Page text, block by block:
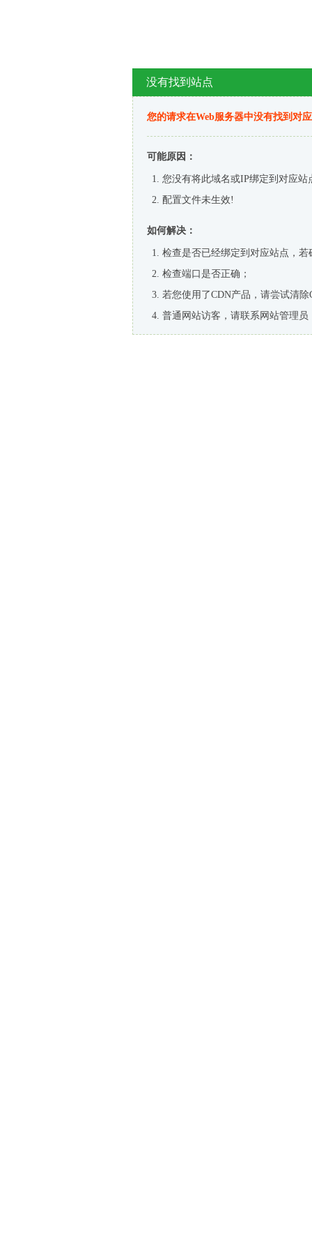
没有找到站点
您的请求在Web服务器中没有找到对
可能原因：
您没有将此域名或IP绑定到对应站
配置文件未生效!
如何解决：
检查是否已经绑定到对应站点，
检查端口是否正确；
若您使用了CDN产品，请尝试清除
普通网站访客，请联系网站管理员